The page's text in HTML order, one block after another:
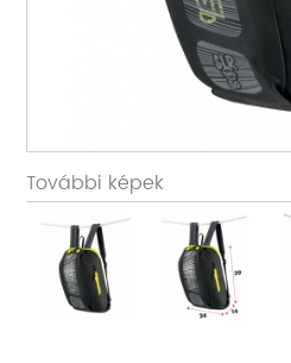
További képek